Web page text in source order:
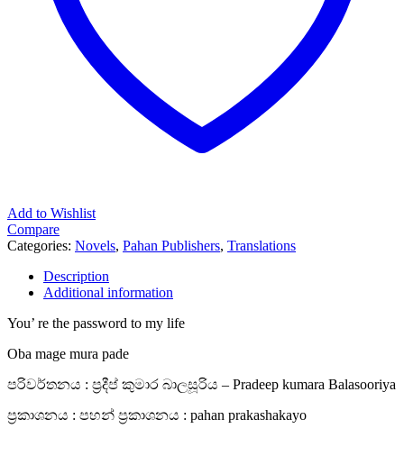
Add to Wishlist
Compare
Categories: Novels, Pahan Publishers, Translations
Description
Additional information
You’ re the password to my life
Oba mage mura pade
පරිවර්තනය : ප්‍රදීප් කුමාර බාලසූරිය – Pradeep kumara Balasooriya
ප්‍රකාශනය : පහන් ප්‍රකාශනය : pahan prakashakayo